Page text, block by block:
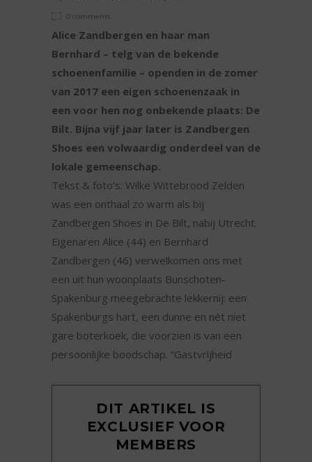
0 comments
Alice Zandbergen en haar man
Bernhard – telg van de bekende
schoenenfamilie – openden in de zomer
van 2017 een eigen schoenenzaak in
een voor hen nog onbekende plaats: De
Bilt. Bijna vijf jaar later is Zandbergen
Shoes een volwaardig onderdeel van de
lokale gemeenschap.
Tekst & foto’s: Wilke Wittebrood Zelden
was een onthaal zo warm als bij
Zandbergen Shoes in De Bilt, nabij Utrecht.
Eigenaren Alice (44) en Bernhard
Zandbergen (46) verwelkomen ons met
een uit hun woonplaats Bunschoten-
Spakenburg meegebrachte lekkernij: een
Spakenburgs hart, een dunne en nét niet
gare boterkoek, die voorzien is van een
persoonlijke boodschap. “Gastvrijheid
DIT ARTIKEL IS
EXCLUSIEF VOOR
MEMBERS